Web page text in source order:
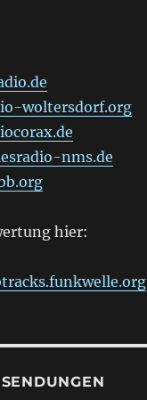
woltersdorf.org
nms.de
hier: